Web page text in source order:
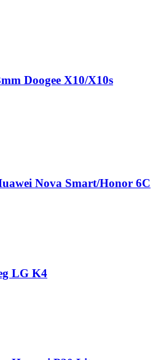
Doogee X10/X10s
Nova Smart/Honor 6C
LG K4